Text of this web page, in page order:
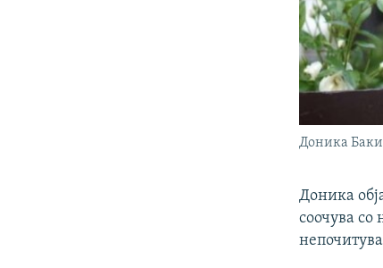
Доника
Доника
соочува со